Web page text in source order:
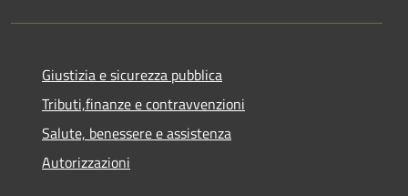
Giustizia e sicurezza pubblica
Tributi,finanze e contravvenzioni
Salute, benessere e assistenza
Autorizzazioni